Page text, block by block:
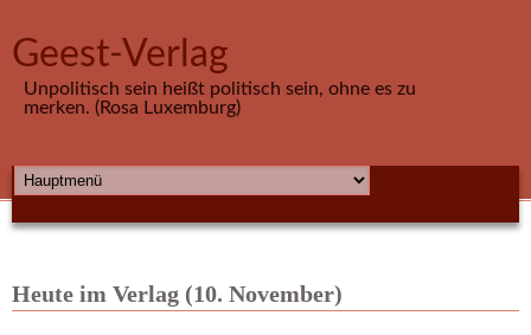
Geest-Verlag
Unpolitisch sein heißt politisch sein, ohne es zu
merken. (Rosa Luxemburg)
HAUPTMENÜ
Heute im Verlag (10. November)